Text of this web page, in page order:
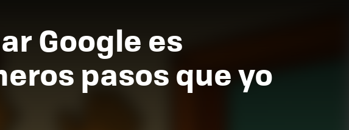
Google es
pasos que yo